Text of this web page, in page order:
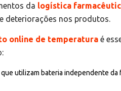
da logística
deteriorações nos produtos.
online de temperatura é
utilizam bateria independente da